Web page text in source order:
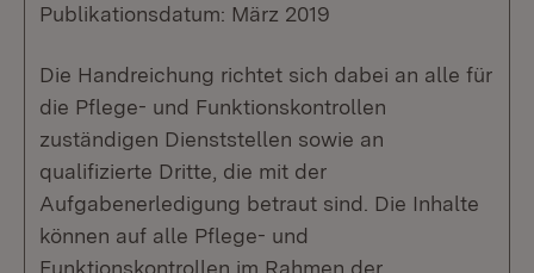
Publikationsdatum: März 2019
Die Handreichung richtet sich dabei an alle für
die Pflege- und Funktionskontrollen
zuständigen Dienststellen sowie an
qualifizierte Dritte, die mit der
Aufgabenerledigung betraut sind. Die Inhalte
können auf alle Pflege- und